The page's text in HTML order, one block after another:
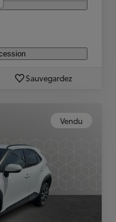
Sauvegardez
Vendu